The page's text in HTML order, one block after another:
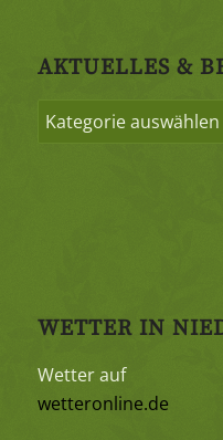
AKTUELLES &
WETTER IN
Wetter auf
wetteronline.de